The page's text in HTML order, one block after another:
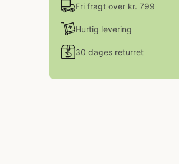
Fri fragt over kr. 799
Hurtig levering
30 dages returret